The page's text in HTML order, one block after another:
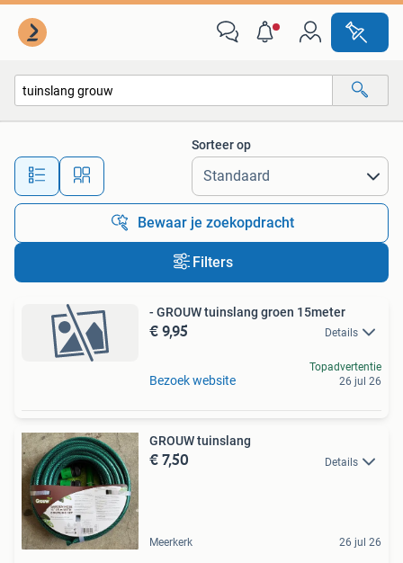
Alle afstanden…
Sorteer op
Bewaar je zoekopdracht
Filters
- GROUW tuinslang groen 15meter
€ 9,95 Details
Bezoek website
Topadvertentie
26 jul 26
GROUW tuinslang
€ 7,50 Details
Meerkerk 26 jul 26